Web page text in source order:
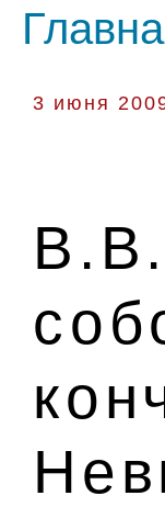
3 июня